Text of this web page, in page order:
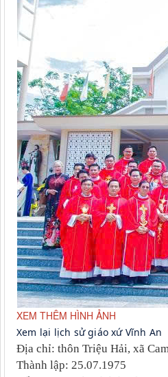
XEM THÊM HÌNH ẢNH
Xem lại lịch sử giáo xứ Vĩnh An
Địa chỉ: thôn Triệu Hải, xã
Thành lập: 25.07.1975